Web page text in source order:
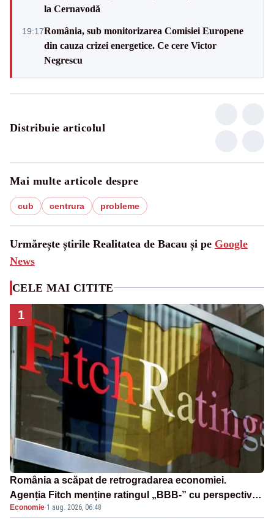
la Cernavodă
19:17România, sub monitorizarea Comisiei Europene
din cauza crizei energetice. Ce cere Victor
Negrescu
Distribuie articolul
Mai multe articole despre
cub centrura probleme
Urmărește știrile Realitatea de Bacau și pe Google
News
CELE MAI CITITE
1
România a scăpat de retrogradarea economiei.
Agenția Fitch menține ratingul „BBB-” cu perspectivă
negativă
Economie·1 aug. 2026, 06:48